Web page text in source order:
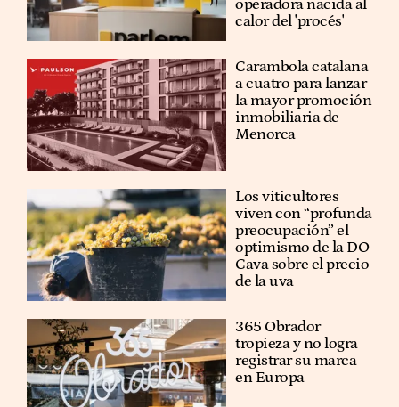
operadora nacida al
calor del 'procés'
Carambola catalana
a cuatro para lanzar
la mayor promoción
inmobiliaria de
Menorca
Los viticultores
viven con “profunda
preocupación” el
optimismo de la DO
Cava sobre el precio
de la uva
365 Obrador
tropieza y no logra
registrar su marca
en Europa